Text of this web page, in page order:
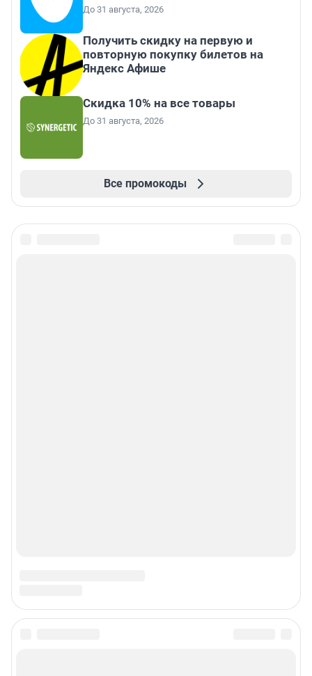
До 31 августа, 2026
Получить скидку на первую и
повторную покупку билетов на
Яндекс Афише
Скидка 10% на все товары
До 31 августа, 2026
Все промокоды